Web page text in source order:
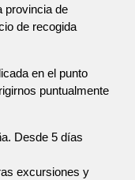
provincia de
de recogida
en el punto
puntualmente
Desde 5 días
excursiones y